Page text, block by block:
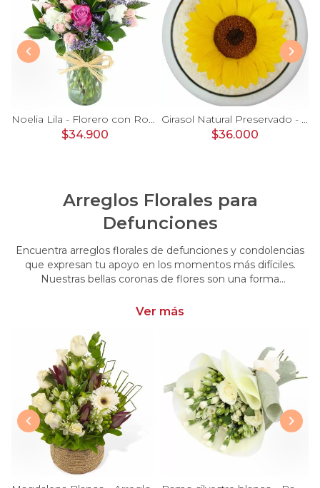
Noelia Lila - Florero con Rosas, mini rosas, mini claveles y limonium
$34.900
Girasol Natural Preservado - girasol preservado en pecera vidrio con piedrecitas
$36.000
Arreglos Florales para
Defunciones
Encuentra arreglos florales de defunciones y condolencias
que expresan tu apoyo en los momentos más difíciles.
Nuestras bellas coronas de flores son una forma
momentos de pérdida.
Ver más